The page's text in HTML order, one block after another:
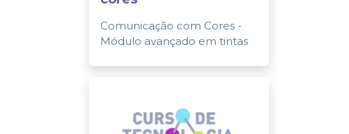
Comunicação com Cores -
Módulo avançado em tintas